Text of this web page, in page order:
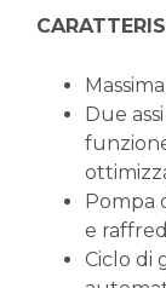
Due
Pompa
e
Ciclo di